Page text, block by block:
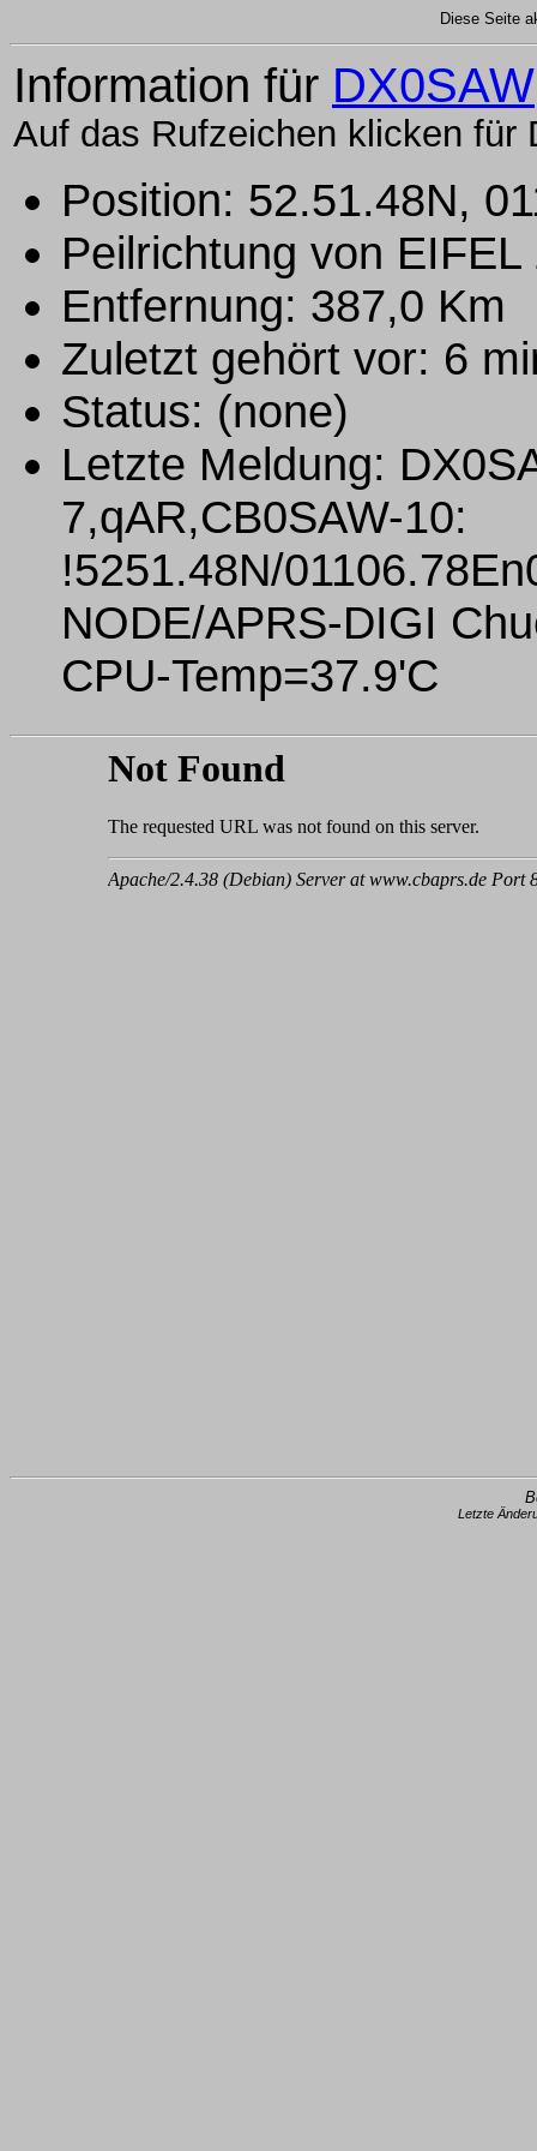
Diese Seite
Information für DX0SAW
Auf das Rufzeichen klicken für
Position: 52.51.48N,
Peilrichtung von
Entfernung: 387,0 Km
Zuletzt gehört vor: 6
Status: (none)
Letzte Meldung:
7,qAR,CB0SAW-10:
!5251.48N/
NODE/APRS-DIGI
CPU-Temp=37.9'C
Letzte